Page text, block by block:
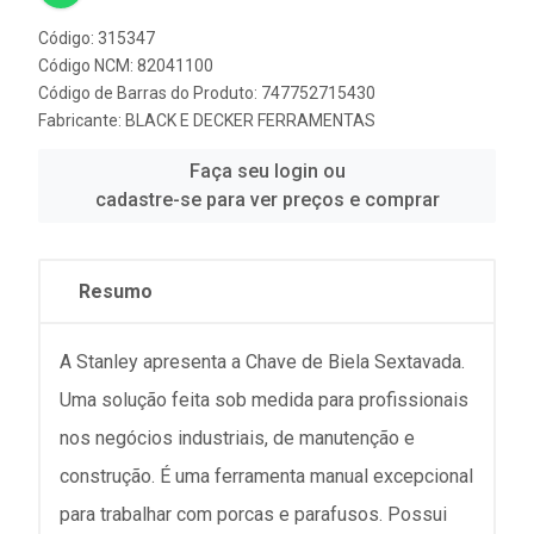
Código: 315347
Código NCM: 82041100
Código de Barras do Produto: 747752715430
Fabricante: BLACK E DECKER FERRAMENTAS
Faça seu login ou
cadastre-se para ver preços e comprar
Resumo
A Stanley apresenta a Chave de Biela Sextavada.
Uma solução feita sob medida para profissionais
nos negócios industriais, de manutenção e
construção. É uma ferramenta manual excepcional
para trabalhar com porcas e parafusos. Possui